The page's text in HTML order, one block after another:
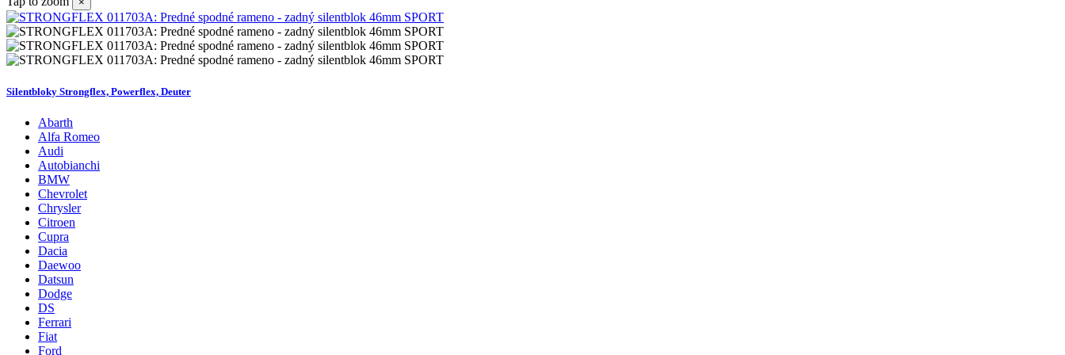
Silentbloky Strongflex, Powerflex, Deuter
Abarth
Alfa Romeo
Audi
Autobianchi
BMW
Chevrolet
Chrysler
Citroen
Cupra
Dacia
Daewoo
Datsun
Dodge
DS
Ferrari
Fiat
Ford